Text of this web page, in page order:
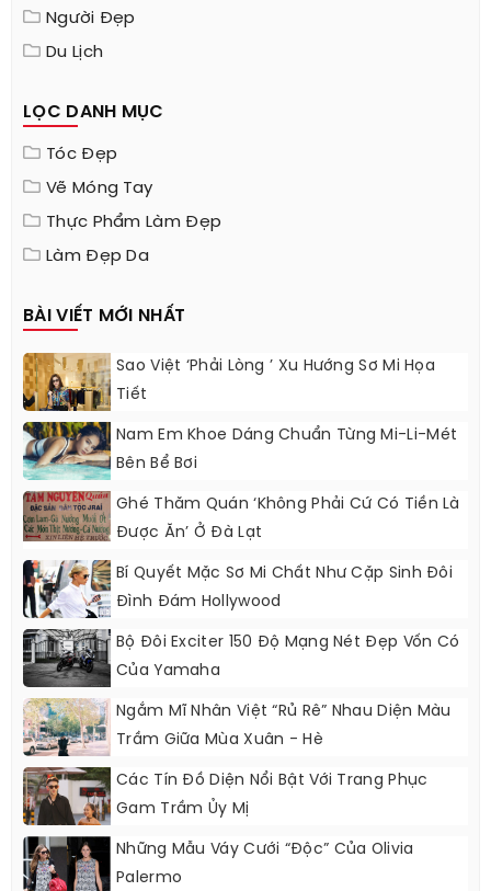
Người Đẹp
Du Lịch
LỌC DANH MỤC
Tóc Đẹp
Vẽ Móng Tay
Thực Phẩm Làm Đẹp
Làm Đẹp Da
BÀI VIẾT MỚI NHẤT
Sao Việt ‘phải Lòng ’ Xu Hướng Sơ Mi Họa
Tiết
Nam Em Khoe Dáng Chuẩn Từng Mi-Li-Mét
Bên Bể Bơi
Ghé Thăm Quán ‘không Phải Cứ Có Tiền Là
Được Ăn’ Ở Đà Lạt
Bí Quyết Mặc Sơ Mi Chất Như Cặp Sinh Đôi
Đình Đám Hollywood
Bộ Đôi Exciter 150 Độ Mạng Nét Đẹp Vốn Có
Của Yamaha
Ngắm Mĩ Nhân Việt “rủ Rê” Nhau Diện Màu
Trầm Giữa Mùa Xuân - Hè
Các Tín Đồ Diện Nổi Bật Với Trang Phục
Gam Trầm Ủy Mị
Những Mẫu Váy Cưới “độc” Của Olivia
Palermo